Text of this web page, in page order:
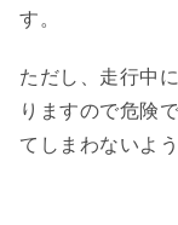
す。
ただし、走行中
りますので危険
てしまわないよ